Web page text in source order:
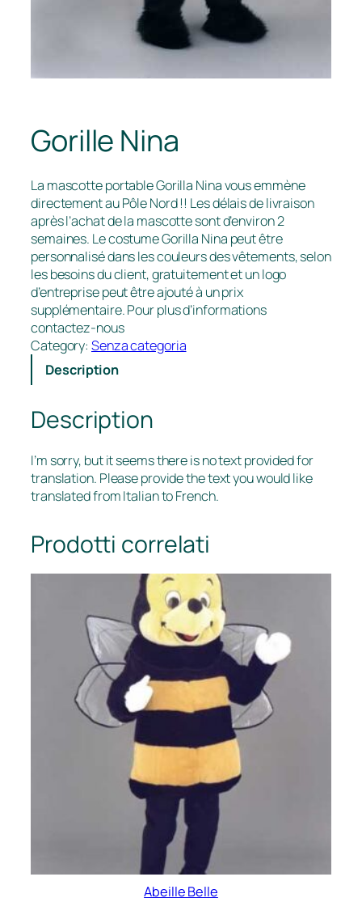
Gorille Nina
La mascotte portable Gorilla Nina vous emmène
directement au Pôle Nord !! Les délais de livraison
après l’achat de la mascotte sont d’environ 2
semaines. Le costume Gorilla Nina peut être
personnalisé dans les couleurs des vêtements, selon
les besoins du client, gratuitement et un logo
d’entreprise peut être ajouté à un prix
supplémentaire. Pour plus d’informations
contactez-nous
Category:Senza categoria
Description
Description
I’m sorry, but it seems there is no text provided for
translation. Please provide the text you would like
translated from Italian to French.
Prodotti correlati
Abeille Belle